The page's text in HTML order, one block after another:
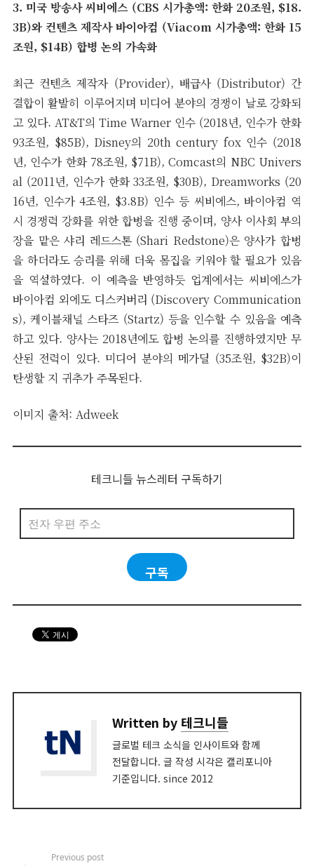
3. 미국 방송사 씨비에스 (CBS 시가총액: 한화 20조원, $18.
3B)와 컨텐츠 제작사 바이아컴 (Viacom 시가총액: 한화 15
조원, $14B) 합병 논의 가속화
최근 컨텐츠 제작자 (Provider), 배급사 (Distributor) 간
결합이 활발히 이루어지며 미디어 분야의 경쟁이 날로 강화되
고 있다. AT&T의 Time Warner 인수 (2018년, 인수가 한화
93조원, $85B), Disney의 20th century fox 인수 (2018
년, 인수가 한화 78조원, $71B), Comcast의 NBC Univers
al (2011년, 인수가 한화 33조원, $30B), Dreamworks (20
16년, 인수가 4조원, $3.8B) 인수 등 씨비에스, 바이아컴 역
시 경쟁력 강화를 위한 합병을 진행 중이며, 양사 이사회 부의
장을 맡은 샤리 레드스톤 (Shari Redstone)은 양사가 합병
을 하더라도 승리를 위해 더욱 몸집을 키워야 할 필요가 있음
을 역설하였다. 이 예측을 반영하듯 업계에서는 씨비에스가
바이아컴 외에도 디스커버리 (Discovery Communication
s), 케이블채널 스타즈 (Startz) 등을 인수할 수 있음을 예측
하고 있다. 양사는 2018년에도 합병 논의를 진행하였지만 무
산된 전력이 있다. 미디어 분야의 메가딜 (35조원, $32B)이
탄생할 지 귀추가 주목된다.
이미지 출처: Adweek
테크니들 뉴스레터 구독하기
구독
Written by 테크니들
글로벌 테크 소식을 인사이트와 함께
전달합니다. 글 작성 시각은 캘리포니아
기준입니다. since 2012
Previous post